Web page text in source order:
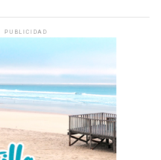
PUBLICIDAD